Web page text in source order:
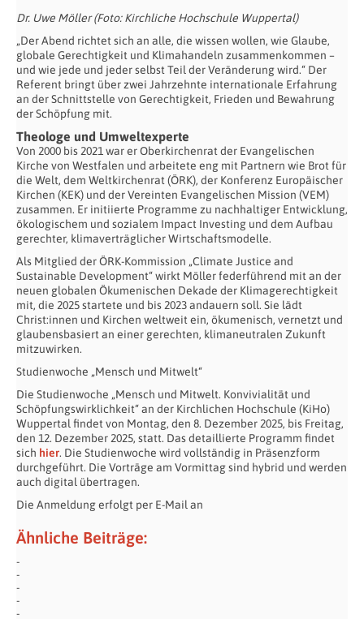
Dr. Uwe Möller (Foto: Kirchliche Hochschule Wuppertal)
„Der Abend richtet sich an alle, die wissen wollen, wie Glaube,
globale Gerechtigkeit und Klimahandeln zusammenkommen –
und wie jede und jeder selbst Teil der Veränderung wird.“ Der
Referent bringt über zwei Jahrzehnte internationale Erfahrung
an der Schnittstelle von Gerechtigkeit, Frieden und Bewahrung
der Schöpfung mit.
Theologe und Umweltexperte
Von 2000 bis 2021 war er Oberkirchenrat der Evangelischen
Kirche von Westfalen und arbeitete eng mit Partnern wie Brot für
die Welt, dem Weltkirchenrat (ÖRK), der Konferenz Europäischer
Kirchen (KEK) und der Vereinten Evangelischen Mission (VEM)
zusammen. Er initiierte Programme zu nachhaltiger Entwicklung,
ökologischem und sozialem Impact Investing und dem Aufbau
gerechter, klimaverträglicher Wirtschaftsmodelle.
Als Mitglied der ÖRK-Kommission „Climate Justice and
Sustainable Development“ wirkt Möller federführend mit an der
neuen globalen Ökumenischen Dekade der Klimagerechtigkeit
mit, die 2025 startete und bis 2023 andauern soll. Sie lädt
Christ:innen und Kirchen weltweit ein, ökumenisch, vernetzt und
glaubensbasiert an einer gerechten, klimaneutralen Zukunft
mitzuwirken.
Studienwoche „Mensch und Mitwelt“
Die Studienwoche „Mensch und Mitwelt. Konvivialität und
Schöpfungswirklichkeit“ an der Kirchlichen Hochschule (KiHo)
Wuppertal findet von Montag, den 8. Dezember 2025, bis Freitag,
den 12. Dezember 2025, statt. Das detaillierte Programm findet
sich hier. Die Studienwoche wird vollständig in Präsenzform
durchgeführt. Die Vorträge am Vormittag sind hybrid und werden
auch digital übertragen.
Die Anmeldung erfolgt per E-Mail an
Ähnliche Beiträge: